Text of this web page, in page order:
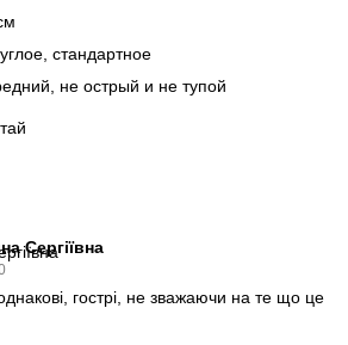
стандартное
не острый и не тупой
Сергіївна
гострі, не зважаючи на те що це